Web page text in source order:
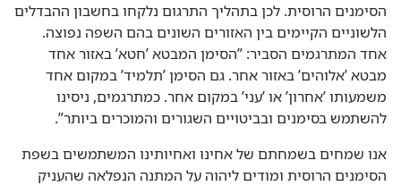
הסימנים הרוסית.‏ לכן בתהליך התרגום נלקחו בחשבון ההבדלים
הלשוניים הקיימים בין האזורים השונים בהם השפה נפוצה.‏
אחד המתרגמים הסביר:‏ ”‏הסימן המבטא ’‏חטא’‏ באזור אחד
מבטא ’‏אלוהים’‏ באזור אחר.‏ גם הסימן ’‏תלמיד’‏ במקום אחד
משמעותו ’‏אחרון’‏ או ’‏עני’‏ במקום אחר.‏ כמתרגמים,‏ ניסינו
להשתמש בסימנים ובביטויים השגורים והמוכרים ביותר”‏.‏
אנו שמחים בשמחתם של אחינו ואחיותינו המשתמשים בשפת
הסימנים הרוסית ומודים ליהוה על המתנה הנפלאה שהעניק